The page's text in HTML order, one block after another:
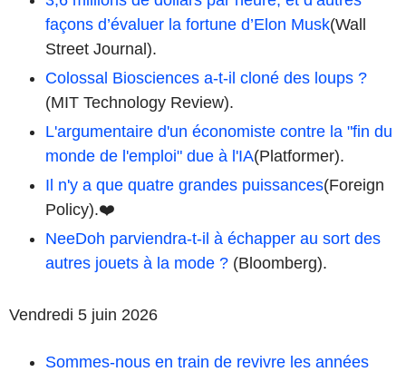
façons d’évaluer la fortune d’Elon Musk(Wall
Street Journal).
Colossal Biosciences a-t-il cloné des loups ?
(MIT Technology Review).
L'argumentaire d'un économiste contre la "fin du
monde de l'emploi" due à l'IA(Platformer).
Il n'y a que quatre grandes puissances(Foreign
Policy).❤️
NeeDoh parviendra-t-il à échapper au sort des
autres jouets à la mode ? (Bloomberg).
Vendredi 5 juin 2026
Sommes-nous en train de revivre les années